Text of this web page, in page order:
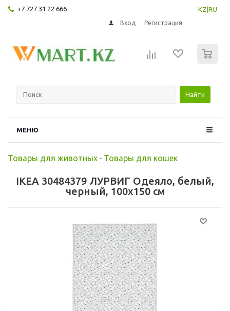
+7 727 31 22 666 KZ RU
Вход Регистрация
Найти
МЕНЮ
Товары для животных - Товары для кошек
IKEA 30484379 ЛУРВИГ Одеяло, белый,
черный, 100x150 см